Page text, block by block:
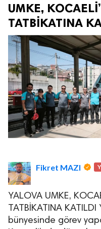
UMKE,
TATBİKATINA
Fikret MAZI
YALOVA UMKE,
TATBİKATINA
bünyesinde görev